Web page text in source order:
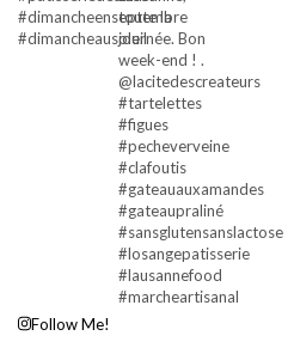
Follow Me!